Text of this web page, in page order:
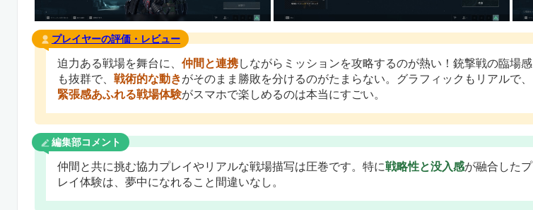
プレイヤーの評価・レビュー
迫力ある戦場を舞台に、 仲間と連携しながらミッションを攻略するのが熱い！銃撃戦の臨場感
も抜群で、 戦術的な動きがそのまま勝敗を分けるのがたまらない。グラフィックもリアルで、
緊張感あふれる戦場体験がスマホで楽しめるのは本当にすごい。
編集部コメント
仲間と共に挑む協力プレイやリアルな戦場描写は圧巻です。特に戦略性と没入感が融合したプ
レイ体験は、夢中になれること間違いなし。